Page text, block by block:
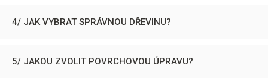
4/ JAK VYBRAT SPRÁVNOU DŘEVINU?
5/ JAKOU ZVOLIT POVRCHOVOU ÚPRAVU?